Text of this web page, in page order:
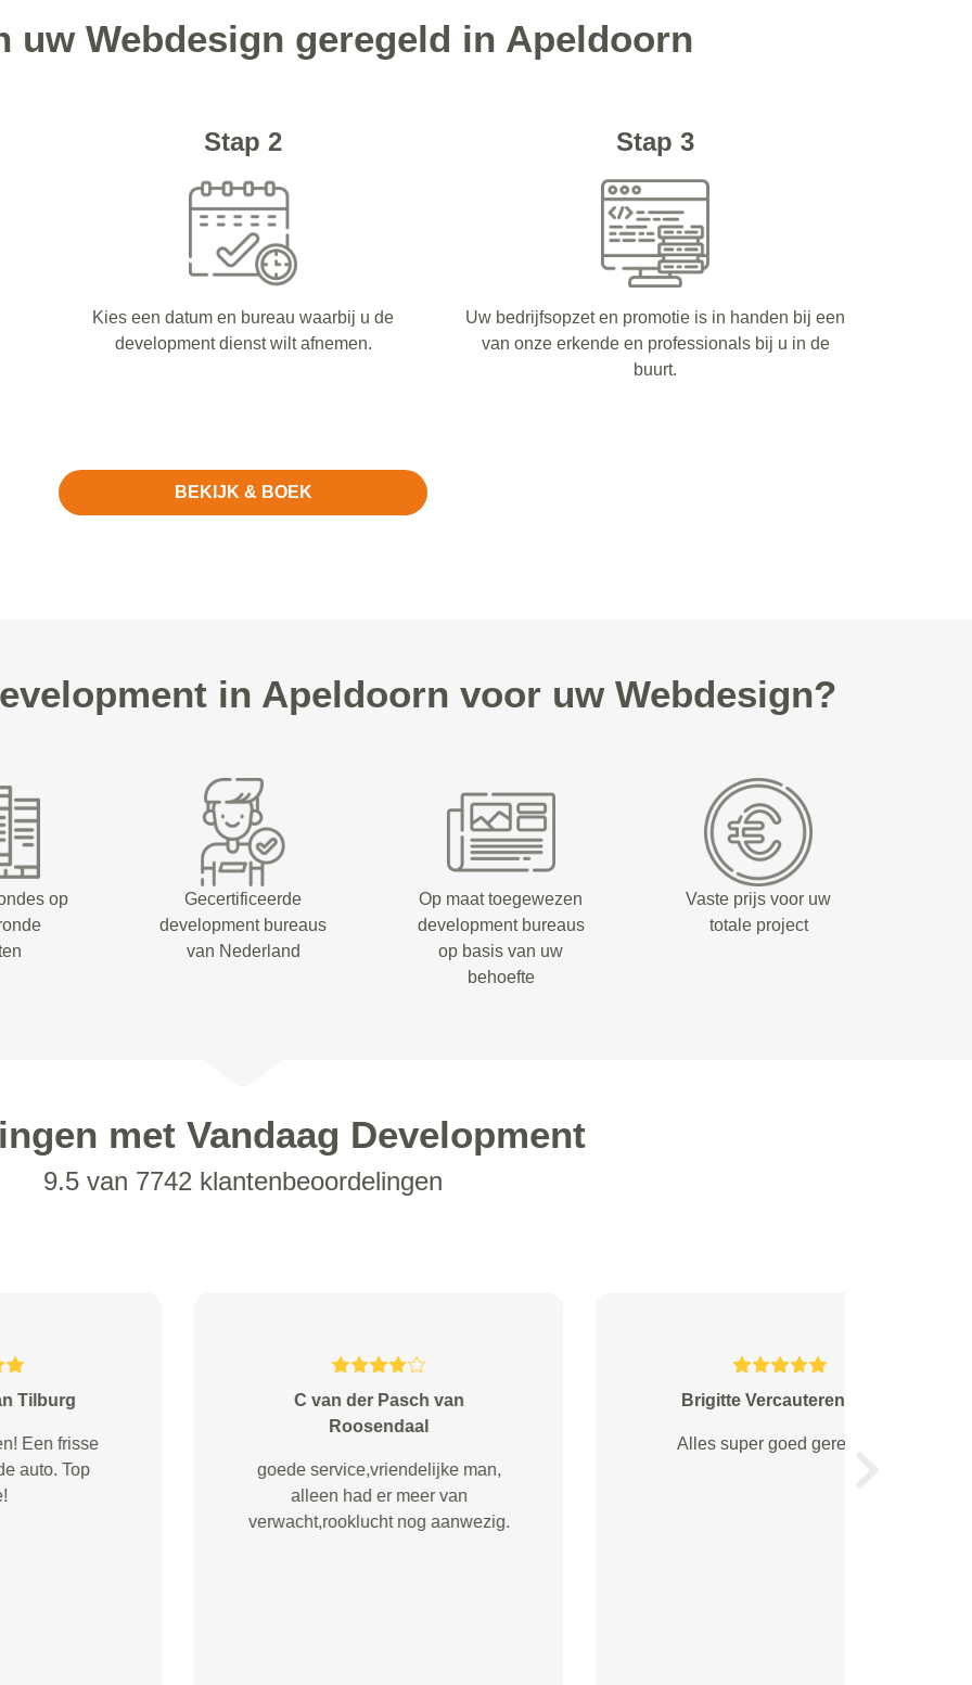
uw Webdesign geregeld in Apeldoorn
Stap 2
Kies een datum en bureau waarbij u de
development dienst wilt afnemen.
Stap 3
Uw bedrijfsopzet en promotie is in handen bij een
van onze erkende en professionals bij u in de
buurt.
BEKIJK & BOEK
in Apeldoorn voor uw Webdesign?
op
Gecertificeerde
development bureaus
van Nederland
Op maat toegewezen
development bureaus
op basis van uw
behoefte
Vaste prijs voor uw
totale project
met Vandaag Development
9.5 van 7742 klantenbeoordelingen
Willems van Wijchen
we maar bepaalde tijden
aanwezig zijn werd de auto
opgehaald op een door ons
Germain Elvira van Rotterdam
Ik vindt het goed een heel goeie